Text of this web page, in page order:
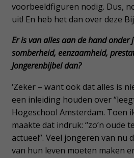
voorbeeldfiguren nodig. Dus,
uit! En heb het dan over deze
Er is van alles aan de hand onder
somberheid, eenzaamheid,
Jongerenbijbel dan?
‘Zeker – want ook dat alles is
een inleiding houden over
Hogeschool Amsterdam. Toen
maakte dat indruk: “zo’n oude
actueel”. Veel jongeren van nu
van hun leven moeten maken